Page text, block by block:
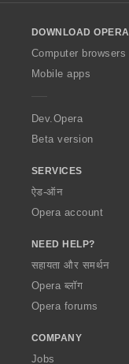
w
O
p
a
DOWNLOAD OPERA
Computer browsers
Mobile apps
Dev.Opera
Beta version
SERVICES
ऐड-ऑन
Opera account
NEED HELP?
सहायता और समर्थन
Opera ब्लॉग
Opera forums
COMPANY
Jobs